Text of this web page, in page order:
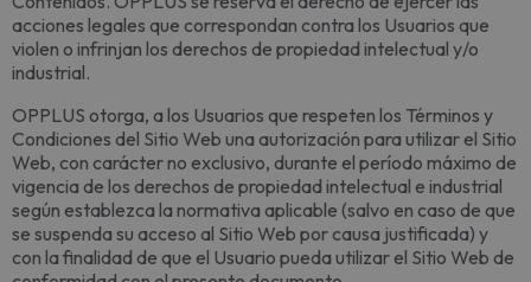
acciones legales que correspondan contra los Usuarios que
violen o infrinjan los derechos de propiedad intelectual y/o
industrial.
OPPLUS otorga, a los Usuarios que respeten los Términos y
Condiciones del Sitio Web una autorización para utilizar el Sitio
Web, con carácter no exclusivo, durante el período máximo de
vigencia de los derechos de propiedad intelectual e industrial
según establezca la normativa aplicable (salvo en caso de que
se suspenda su acceso al Sitio Web por causa justificada) y
con la finalidad de que el Usuario pueda utilizar el Sitio Web de